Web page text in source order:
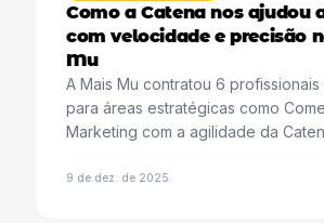
Como a Catena nos ajudou
com velocidade e precisão
Mu
A Mais Mu contratou 6 profissionais
para áreas estratégicas como
Marketing com a agilidade da
9 de dez. de 2025